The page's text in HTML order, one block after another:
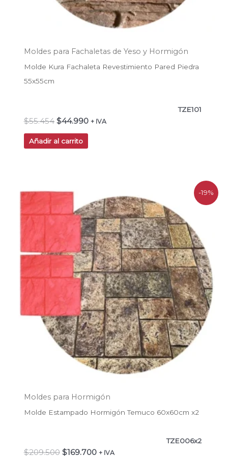
Moldes para Fachaletas de Yeso y Hormigón
Molde Kura Fachaleta Revestimiento Pared Piedra
55x55cm
TZE101
$55.454 $44.990 + IVA
Añadir al carrito
-19%
Moldes para Hormigón
Molde Estampado Hormigón Temuco 60x60cm x2
TZE006x2
$209.500
El
precio
original
era:
$209.500.
$169.700
precio
actual
es:
$169.700.
+ IVA